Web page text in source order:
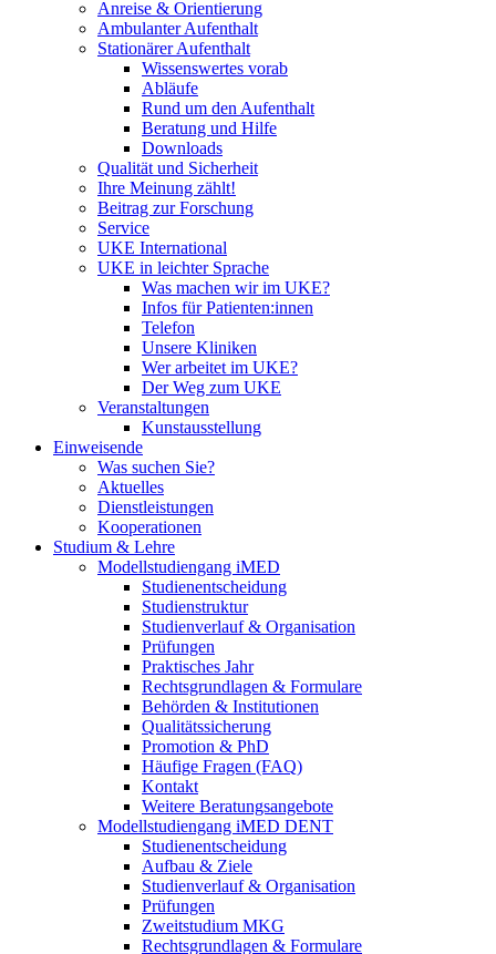
Anreise & Orientierung
Ambulanter Aufenthalt
Stationärer Aufenthalt
Wissenswertes vorab
Abläufe
Rund um den Aufenthalt
Beratung und Hilfe
Downloads
Qualität und Sicherheit
Ihre Meinung zählt!
Beitrag zur Forschung
Service
UKE International
UKE in leichter Sprache
Was machen wir im UKE?
Infos für Patienten:innen
Telefon
Unsere Kliniken
Wer arbeitet im UKE?
Der Weg zum UKE
Veranstaltungen
Kunstausstellung
Einweisende
Was suchen Sie?
Aktuelles
Dienstleistungen
Kooperationen
Studium & Lehre
Modellstudiengang iMED
Studienentscheidung
Studienstruktur
Studienverlauf & Organisation
Prüfungen
Praktisches Jahr
Rechtsgrundlagen & Formulare
Behörden & Institutionen
Qualitätssicherung
Promotion & PhD
Häufige Fragen (FAQ)
Kontakt
Weitere Beratungsangebote
Modellstudiengang iMED DENT
Studienentscheidung
Aufbau & Ziele
Studienverlauf & Organisation
Prüfungen
Zweitstudium MKG
Rechtsgrundlagen & Formulare